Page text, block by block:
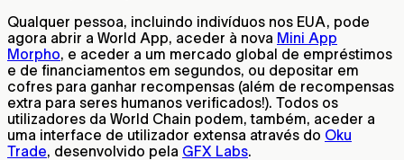
Qualquer pessoa, incluindo indivíduos nos EUA, pode
agora abrir a World App, aceder à nova Mini App
Morpho, e aceder a um mercado global de empréstimos
e de financiamentos em segundos, ou depositar em
cofres para ganhar recompensas (além de recompensas
extra para seres humanos verificados!). Todos os
utilizadores da World Chain podem, também, aceder a
uma interface de utilizador extensa através do Oku
Trade, desenvolvido pela GFX Labs.